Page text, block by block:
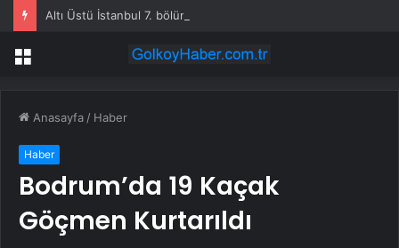
Altı Üstü İstanbul 7. bölüm fragmanı yayınlandı mı?
Menü
Anasayfa / Haber
Haber
Bodrum’da 19 Kaçak
Göçmen Kurtarıldı